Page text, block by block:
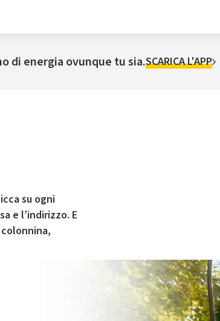
di energia ovunque tu sia.SCARICA L'APP
su ogni
e l’indirizzo. E